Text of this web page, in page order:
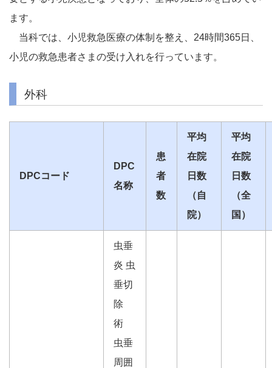
ます。
当科では、小児救急医療の体制を整え、24時間365日、
小児の救急患者さまの受け入れを行っています。
外科
DPCコード
DPC
名称
患
者
数
平均
在院
日数
（自
院）
平均
在院
日数
（全
国）
虫垂
炎 虫
垂切
除
術
虫垂
周囲